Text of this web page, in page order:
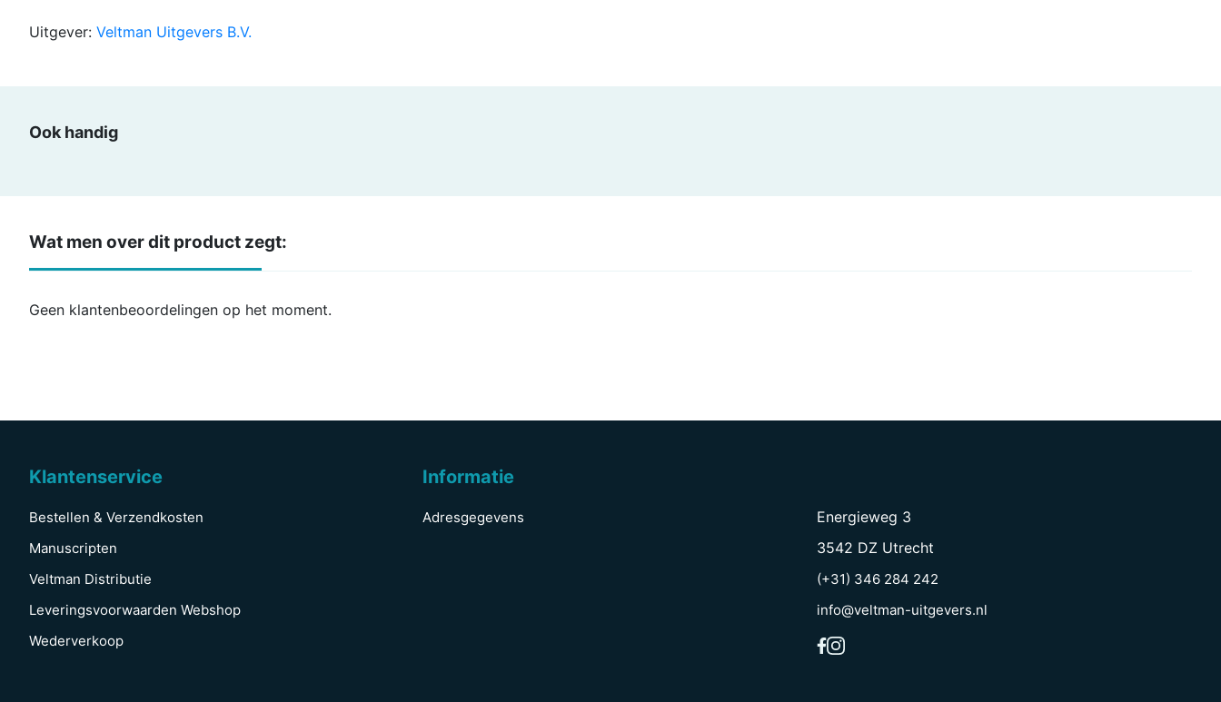
Uitgever: Veltman Uitgevers B.V.
Ook handig
Wat men over dit product zegt:
Geen klantenbeoordelingen op het moment.
Klantenservice
Bestellen & Verzendkosten
Manuscripten
Veltman Distributie
Leveringsvoorwaarden Webshop
Wederverkoop
Informatie
Adresgegevens
Energieweg 3
3542 DZ Utrecht
(+31) 346 284 242
info@veltman-uitgevers.nl